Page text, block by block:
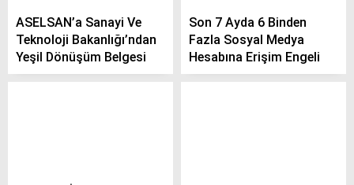
ASELSAN’a Sanayi Ve
Teknoloji Bakanlığı’ndan
Yeşil Dönüşüm Belgesi
Son 7 Ayda 6 Binden
Fazla Sosyal Medya
Hesabına Erişim Engeli